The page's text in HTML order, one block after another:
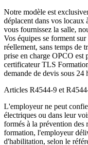
Notre modèle est
déplacent dans vos locaux
vous fournissez la salle,
Vos équipes se forment
réellement, sans temps de
prise en charge OPCO est
certificateur TLS
demande de devis sous 24
Articles R4544-9 et
L'employeur ne peut
électriques ou dans leur
formés à la prévention des
formation, l'employeur
d'habilitation, selon le